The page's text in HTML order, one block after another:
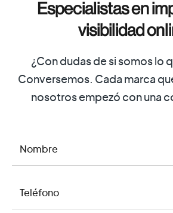
Especialistas en
visibilidad
¿Con dudas de si somos lo
Conversemos. Cada marca
nosotros empezó con una